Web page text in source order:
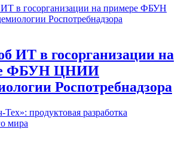
ИТ в госорганизации на
ФБУН ЦНИИ
Роспотребнадзора